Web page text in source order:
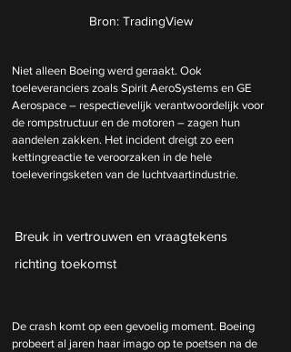
Bron: TradingView
Niet alleen Boeing werd geraakt. Ook
toeleveranciers zoals Spirit AeroSystems en GE
Aerospace – respectievelijk verantwoordelijk voor
de rompstructuur en de motoren – zagen hun
aandelen zakken. Het incident dreigt zo een
kettingreactie te veroorzaken in de hele
toeleveringsketen van de luchtvaartindustrie.
Breuk in vertrouwen en vraagtekens
richting toekomst
De crash komt op een gevoelig moment. Boeing
probeert al jaren haar imago op te poetsen na de